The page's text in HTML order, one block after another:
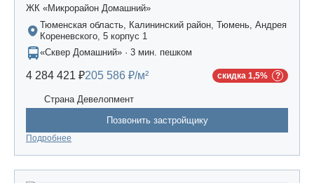
ЖК «Микрорайон Домашний»
Тюменская область, Калининский район, Тюмень, Андрея
Кореневского, 5 корпус 1
«Сквер Домашний» · 3 мин. пешком
4 284 421 ₽205 586 ₽/м² скидка 1,5%
Страна Девелопмент
Позвонить застройщику
Подробнее